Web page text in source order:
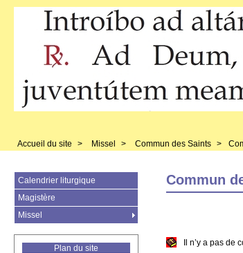
Accueil du site > Missel > Commun des Saints >
Commun
Il n’y a pas
Calendrier liturgique
Magistère
Missel
Plan du site